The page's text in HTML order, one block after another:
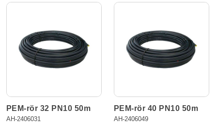
PEM-rör 32 PN10 50m
AH-2406031
PEM-rör 40 PN10 50m
AH-2406049